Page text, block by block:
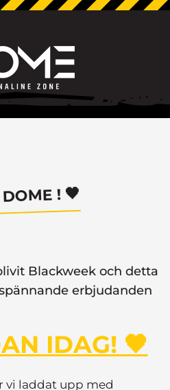
! 🖤
Blackweek och detta
erbjudanden
IDAG! 🖤
vi laddat upp med